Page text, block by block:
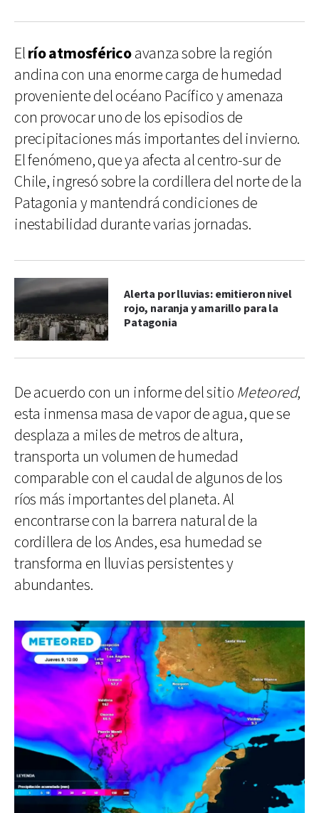
Elrío atmosféricoavanza sobre la región
andina con una enorme carga de humedad
proveniente del océano Pacífico y amenaza
con provocar uno de los episodios de
precipitaciones más importantes del invierno.
El fenómeno, que ya afecta al centro-sur de
Chile, ingresó sobre la cordillera del norte de la
Patagonia y mantendrá condiciones de
inestabilidad durante varias jornadas.
Alerta por lluvias: emitieron nivel
rojo, naranja y amarillo para la
Patagonia
De acuerdo con un informe del sitio Meteored,
esta inmensa masa de vapor de agua, que se
desplaza a miles de metros de altura,
transporta un volumen de humedad
comparable con el caudal de algunos de los
ríos más importantes del planeta. Al
encontrarse con la barrera natural de la
cordillera de los Andes, esa humedad se
transforma en lluvias persistentes y
abundantes.